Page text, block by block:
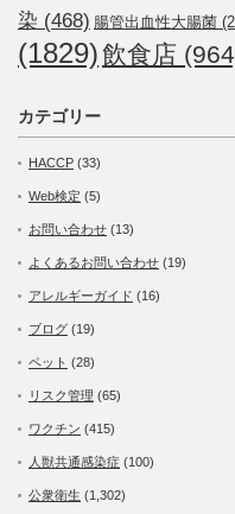
染 (468) 腸管出血性大腸菌
(1829)飲食店
カテゴリー
HACCP (33)
Web検定 (5)
お問い合わせ (13)
よくあるお問い合わせ (19)
アレルギーガイド (16)
ブログ (19)
ペット (28)
リスク管理 (65)
ワクチン (415)
人獣共通感染症 (100)
公衆衛生 (1,302)